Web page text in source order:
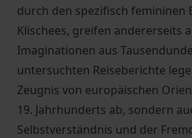
durch den spezifisch femininen
Klischees, greifen andererseits
Imaginationen aus
untersuchten Reiseberichte
Zeugnis von europäischen
19. Jahrhunderts ab, sondern
Selbstverständnis und der